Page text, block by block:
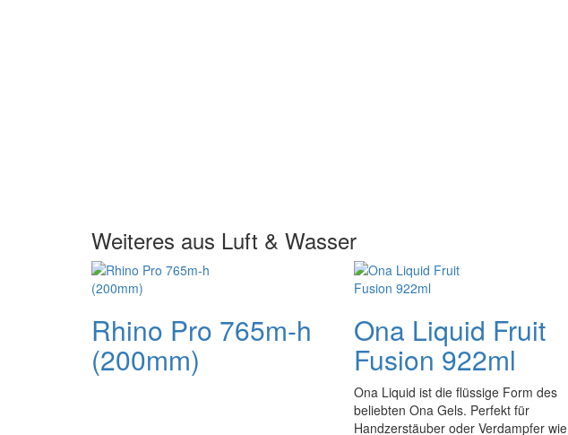
Weiteres aus Luft & Wasser
Rhino Pro 765m-h
(200mm)
Ona Liquid Fruit
Fusion 922ml
Ona Liquid ist die flüssige Form des
beliebten Ona Gels. Perfekt für
Handzerstäuber oder Verdampfer wie